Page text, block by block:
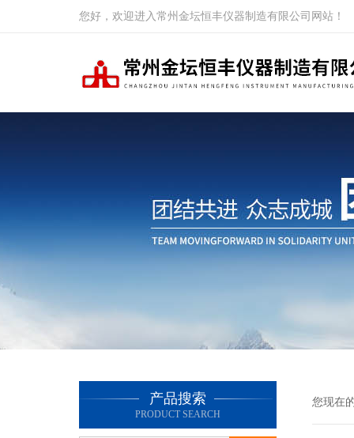
您好，欢迎进入常州金坛恒丰仪器制造有限公司网站！
产品搜索
PRODUCT SEARCH
您现在